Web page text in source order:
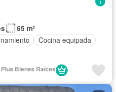
65 m²
Cocina equipada
Bienes Raíces